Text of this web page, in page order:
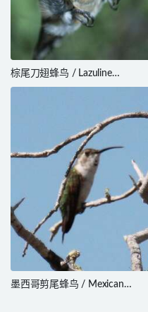
棕尾刀翅蜂鸟 / Lazuline
Sabrewing / Campylopterus
墨西哥剪尾蜂鸟 / Mexican